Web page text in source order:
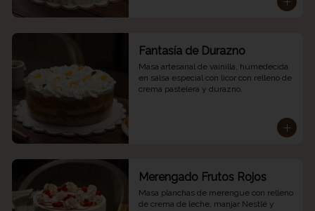
Fantasía de Durazno
Masa artesanal de vainilla, humedecida
en salsa especial con licor con relleno de
crema pastelera y durazno.
Merengado Frutos Rojos
Masa planchas de merengue con relleno
de crema de leche, manjar Nestlé y